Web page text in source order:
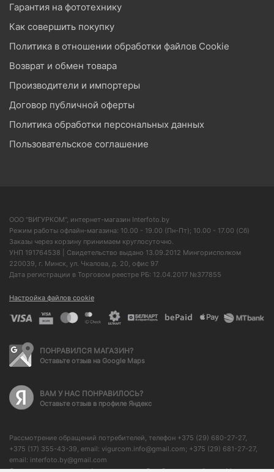
Гарантия на фототехнику
Как совершить покупку
Политика в отношении обработки файлов Cookie
Возврат и обмен товара
Производители и импортеры
Договор публичной оферты
Политика обработки персональных данных
Пользовательское соглашение
ООО "ВИГУРКОМ", интернет-магазин Interfoto.by
Режим работы офлайн-магазина: 10.00 - 19.00 (Пн-Пт); 10.00 - 17.00 (Сб)
Заказы через корзину принимаем круглосуточно.
УНП 191764538 | Свидетельство выдано 13.09.2012 Мингорисполком
220039, г. Минск, ул. Чкалова, д. 20, офис 97
Дата регистрации в Торговом реестре РБ: 12.04.2017 №377855
Настройка файлов cookie
ПОНРАВИЛСЯ МАГАЗИН?
Оставьте отзыв на Google Maps
ВАМ У НАС ПОНРАВИЛОСЬ?
Оставьте отзыв в профиле Яндекс
Рассмотрение обращений потребителей, телефон +375 (29) 680-27-27,
+375 (17) 355-43-39, email: vigurcom.info@gmail.com; +375 (29) 681-27-27,
email: interfoto.by@gmail.com